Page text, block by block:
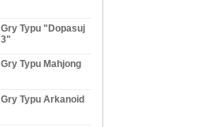
Gry Typu "Dopasuj
3"
Gry Typu Mahjong
Gry Typu Arkanoid